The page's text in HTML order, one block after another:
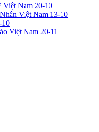
Việt Nam 20-10
Việt Nam 13-10
10
Việt Nam 20-11